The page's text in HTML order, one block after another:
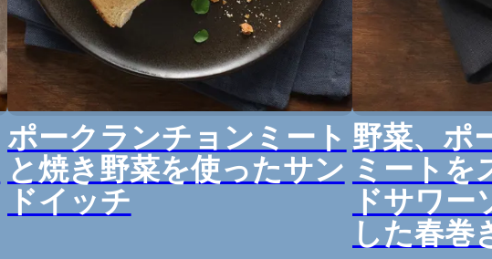
ポークランチョンミート
と焼き野菜を使ったサン
ドイッチ
野菜、ポ
ミートを
ド​サワ
した春巻